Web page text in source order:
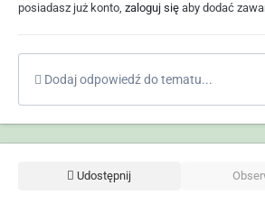
posiadasz już konto, zaloguj się aby dodać
Dodaj odpowiedź do tematu...
Udostępnij